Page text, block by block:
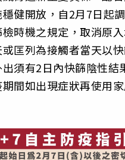
健開放，自2月7日起
時機之規定，取消原
匡列為接觸者當天以
須有2日內快篩陰性結
間如出現症狀再使用